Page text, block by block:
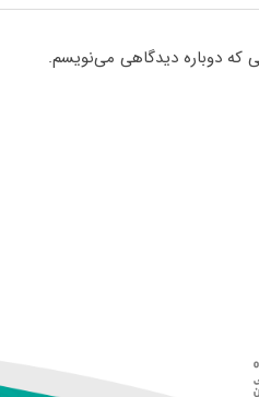
که دوباره دیدگاهی می‌نویسم.